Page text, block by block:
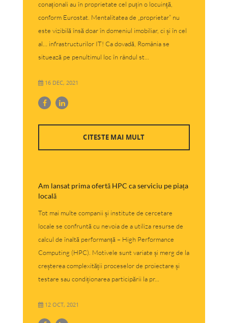
conaționali au în proprietate cel puțin o locuință,
conform Eurostat. Mentalitatea de „proprietar“ nu
este vizibilă însă doar în domeniul imobiliar, ci și în cel
al… infrastructurilor IT! Ca dovadă, România se
situează pe penultimul loc în rândul st...
16 DEC, 2021
CITESTE MAI MULT
Am lansat prima ofertă HPC ca serviciu pe piața
locală
Tot mai multe companii și institute de cercetare
locale se confruntă cu nevoia de a utiliza resurse de
calcul de înaltă performanță – High Performance
Computing (HPC). Motivele sunt variate și merg de la
creșterea complexității proceselor de proiectare și
testare sau condiționarea participării la pr...
12 OCT, 2021